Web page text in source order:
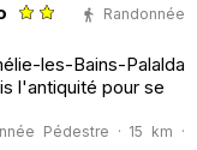
Randonnée
les-Bains-Palalda
l'antiquité pour se
Pédestre · 15 km ·